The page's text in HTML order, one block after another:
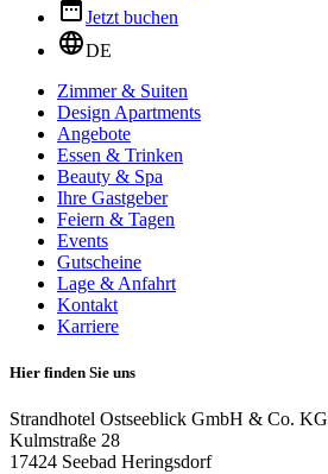
Jetzt buchen
DE
Zimmer & Suiten
Design Apartments
Angebote
Essen & Trinken
Beauty & Spa
Ihre Gastgeber
Feiern & Tagen
Events
Gutscheine
Lage & Anfahrt
Kontakt
Karriere
Hier finden Sie uns
Strandhotel Ostseeblick GmbH & Co. KG
Kulmstraße 28
17424 Seebad Heringsdorf